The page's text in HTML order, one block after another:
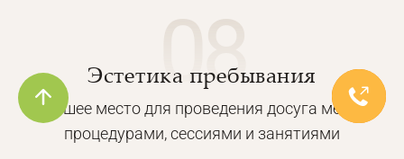
Эстетика пребывания
Лучшее место для проведения досуга между
процедурами, сессиями и занятиями
08